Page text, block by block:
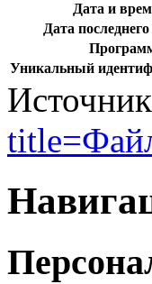
Дата и
Дата
Уникальный